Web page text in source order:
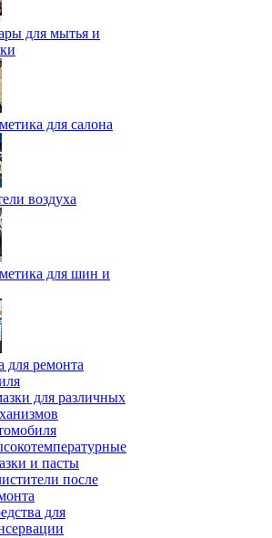
для мытья и
для салона
воздуха
для шин и
для ремонта
для различных
и пасты
после
для